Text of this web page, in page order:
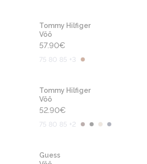
Tommy Hilfiger
Vöö
57.90€
75 80 85 +3
Tommy Hilfiger
Vöö
52.90€
75 80 85 +2
Guess